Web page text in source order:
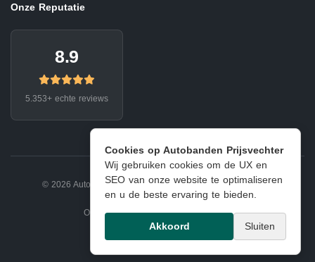
Cookies op Autobanden Prijsvechter
Wij gebruiken cookies om de UX en
SEO van onze website te optimaliseren
en u de beste ervaring te bieden.
Akkoord Sluiten
Onze Reputatie
8.9
5.353+ echte reviews
© 2026 Autobanden Prijsvechter. Privacy | Voorwaarden
Onderdeel van EJ Banden Oosterhout